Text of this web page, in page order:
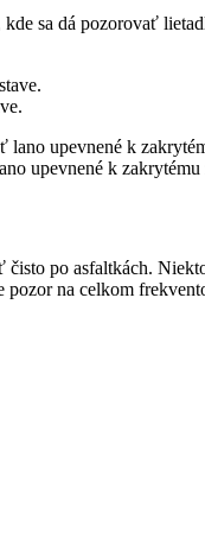
sa dá pozorovať
upevnené k zakrytému
po asfaltkách.
na celkom